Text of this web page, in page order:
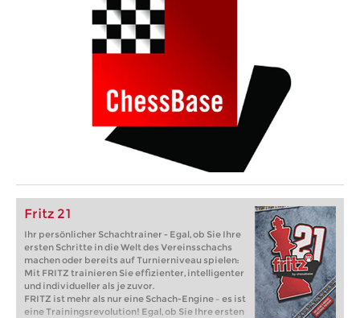
Fritz 21
Ihr persönlicher Schachtrainer - Egal, ob Sie Ihre
ersten Schritte in die Welt des Vereinsschachs
machen oder bereits auf Turnierniveau spielen:
Mit FRITZ trainieren Sie effizienter, intelligenter
und individueller als je zuvor.
FRITZ ist mehr als nur eine Schach-Engine – es ist
eine Trainingsrevolution! Egal, ob Sie Ihre ersten